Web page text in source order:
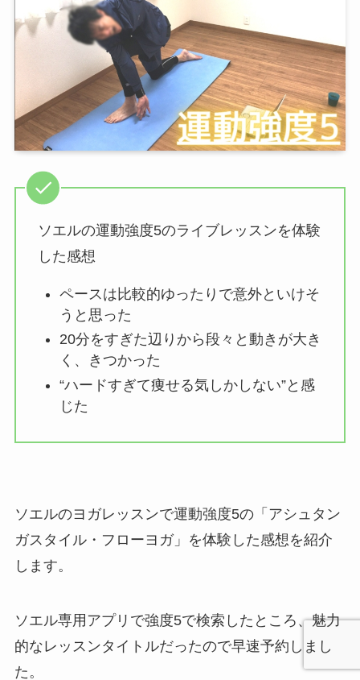
ソエルの運動強度5のライブレッスンを体験
した感想
ペースは比較的ゆったりで意外といけそ
うと思った
20分をすぎた辺りから段々と動きが大き
く、きつかった
“ハードすぎて痩せる気しかしない”と感
じた
ソエルのヨガレッスンで運動強度5の「アシュタン
ガスタイル・フローヨガ」を体験した感想を紹介
します。
ソエル専用アプリで強度5で検索したところ、魅力
的なレッスンタイトルだったので早速予約しまし
た。